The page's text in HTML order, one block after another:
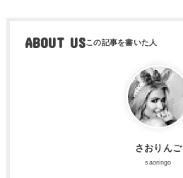
ABOUT US
さおりんご
saoringo